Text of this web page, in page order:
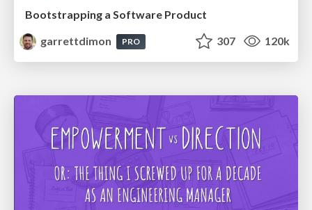
Bootstrapping a Software Product
garrettdimon
PRO 307 120k